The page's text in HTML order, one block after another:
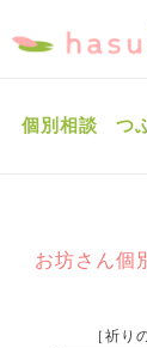
個別相談 つ
お坊さん個
［祈り